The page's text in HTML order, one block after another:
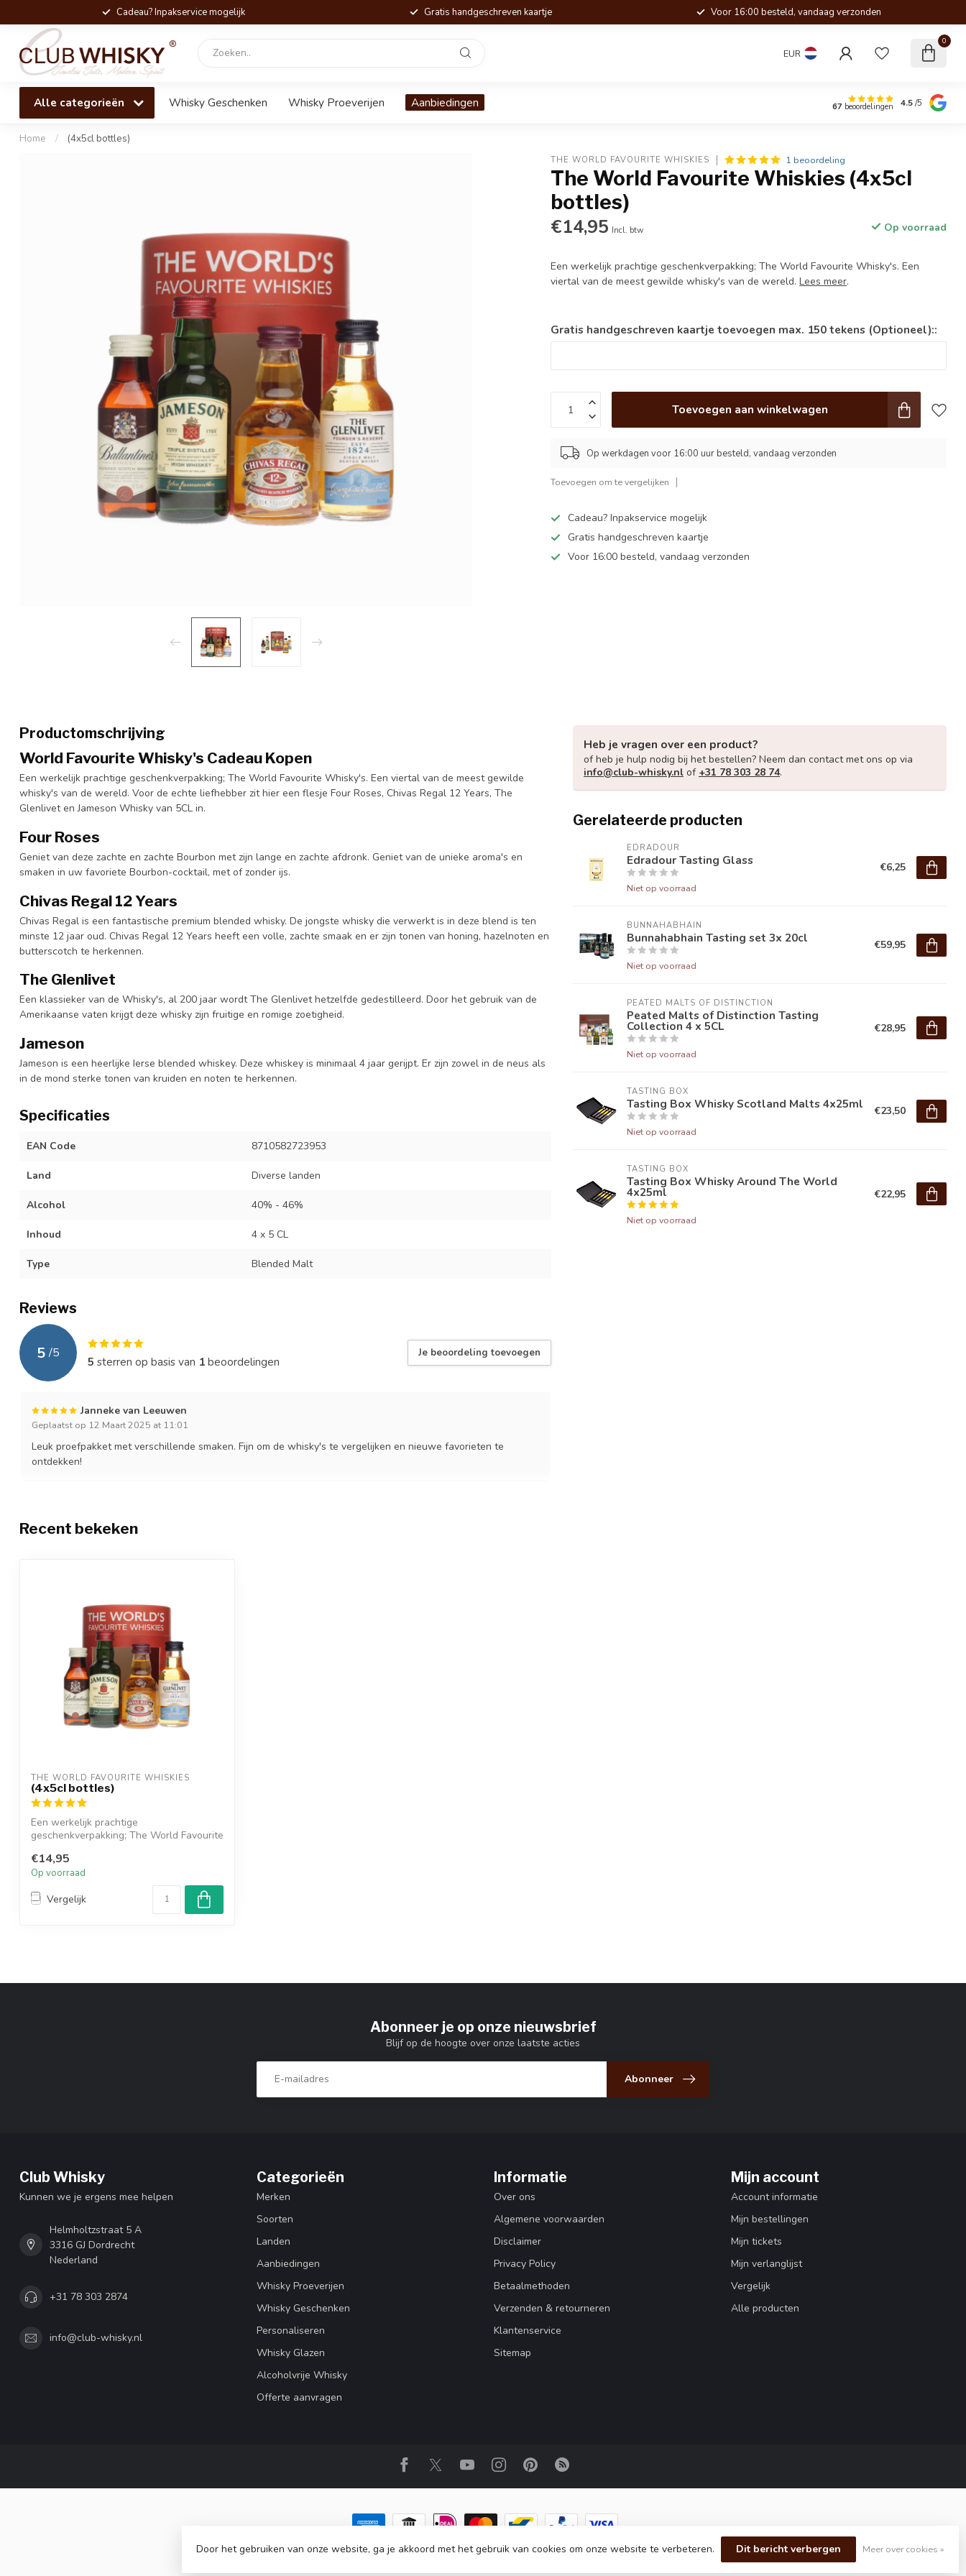
Cadeau? Inpakservice mogelijk Gratis handgeschreven kaartje Voor 16:00 besteld, vandaag verzonden
EUR
0
Alle categorieën Whisky Geschenken Whisky Proeverijen Aanbiedingen 67 beoordelingen 4.5/5
Home / (4x5cl bottles)
THE WORLD FAVOURITE WHISKIES 1 beoordeling
The World Favourite Whiskies (4x5cl
bottles)
€14,95 Incl. btw Op voorraad
Een werkelijk prachtige geschenkverpakking; The World Favourite Whisky's. Een
viertal van de meest gewilde whisky's van de wereld.Lees meer.
Gratis handgeschreven kaartje toevoegen max. 150 tekens (Optioneel)::
Toevoegen aan winkelwagen
Op werkdagen voor 16:00 uur besteld, vandaag verzonden
Toevoegen om te vergelijken
Cadeau? Inpakservice mogelijk
Gratis handgeschreven kaartje
Voor 16:00 besteld, vandaag verzonden
Productomschrijving
World Favourite Whisky's Cadeau Kopen
Een werkelijk prachtige geschenkverpakking; The World Favourite Whisky's. Een viertal van de meest gewilde
whisky's van de wereld. Voor de echte liefhebber zit hier een flesje Four Roses, Chivas Regal 12 Years, The
Glenlivet en Jameson Whisky van 5CL in.
Four Roses
Geniet van deze zachte en zachte Bourbon met zijn lange en zachte afdronk. Geniet van de unieke aroma's en
smaken in uw favoriete Bourbon-cocktail, met of zonder ijs.
Chivas Regal 12 Years
Chivas Regal is een fantastische premium blended whisky. De jongste whisky die verwerkt is in deze blend is ten
minste 12 jaar oud. Chivas Regal 12 Years heeft een volle, zachte smaak en er zijn tonen van honing, hazelnoten en
butterscotch te herkennen.
The Glenlivet
Een klassieker van de Whisky's, al 200 jaar wordt The Glenlivet hetzelfde gedestilleerd. Door het gebruik van de
Amerikaanse vaten krijgt deze whisky zijn fruitige en romige zoetigheid.
Jameson
Jameson is een heerlijke Ierse blended whiskey. Deze whiskey is minimaal 4 jaar gerijpt. Er zijn zowel in de neus als
in de mond sterke tonen van kruiden en noten te herkennen.
Specificaties
EAN Code 8710582723953
Land Diverse landen
Alcohol 40% - 46%
Inhoud 4 x 5 CL
Type Blended Malt
Reviews
5 /5
5 sterren op basis van 1beoordelingen
Je beoordeling toevoegen
Janneke van Leeuwen
Geplaatst op 12 Maart 2025 at 11:01
Leuk proefpakket met verschillende smaken. Fijn om de whisky's te vergelijken en nieuwe favorieten te
ontdekken!
Heb je vragen over een product?
of heb je hulp nodig bij het bestellen? Neem dan contact met ons op via
info@club-whisky.nl of +31 78 303 28 74.
Gerelateerde producten
EDRADOUR
Edradour Tasting Glass
Niet op voorraad
€6,25
BUNNAHABHAIN
Bunnahabhain Tasting set 3x 20cl
Niet op voorraad
€59,95
PEATED MALTS OF DISTINCTION
Peated Malts of Distinction Tasting
Collection 4 x 5CL
Niet op voorraad
€28,95
TASTING BOX
Tasting Box Whisky Scotland Malts 4x25ml
Niet op voorraad
€23,50
TASTING BOX
Tasting Box Whisky Around The World
4x25ml
Niet op voorraad
€22,95
Recent bekeken
THE WORLD FAVOURITE WHISKIES
(4x5cl bottles)
Een werkelijk prachtige
geschenkverpakking; The World Favourite
€14,95
Op voorraad
Vergelijk
Abonneer je op onze nieuwsbrief
Blijf op de hoogte over onze laatste acties
Abonneer
Club Whisky
Kunnen we je ergens mee helpen
Helmholtzstraat 5 A
3316 GJ Dordrecht
Nederland
+31 78 303 2874
info@club-whisky.nl
Categorieën
Merken
Soorten
Landen
Aanbiedingen
Whisky Proeverijen
Whisky Geschenken
Personaliseren
Whisky Glazen
Alcoholvrije Whisky
Offerte aanvragen
Informatie
Over ons
Algemene voorwaarden
Disclaimer
Privacy Policy
Betaalmethoden
Verzenden & retourneren
Klantenservice
Sitemap
Mijn account
Account informatie
Mijn bestellingen
Mijn tickets
Mijn verlanglijst
Vergelijk
Alle producten
© Copyright 2026 Club Whisky- Powered byLightspeed-Lightspeed designbyDyvelopment
Door het gebruiken van onze website, ga je akkoord met het gebruik van cookies om onze website te verbeteren. Dit bericht verbergen Meer over cookies »